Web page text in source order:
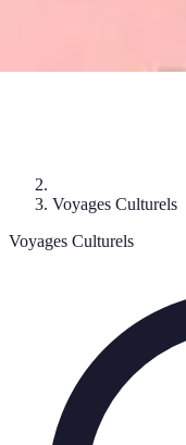
Voyages Culturels
Voyages Culturels